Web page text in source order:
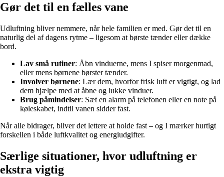
Gør det til en fælles vane
Udluftning bliver nemmere, når hele familien er med. Gør det til en
naturlig del af dagens rytme – ligesom at børste tænder eller dække
bord.
Lav små rutiner: Åbn vinduerne, mens I spiser morgenmad,
eller mens børnene børster tænder.
Involver børnene: Lær dem, hvorfor frisk luft er vigtigt, og lad
dem hjælpe med at åbne og lukke vinduer.
Brug påmindelser: Sæt en alarm på telefonen eller en note på
køleskabet, indtil vanen sidder fast.
Når alle bidrager, bliver det lettere at holde fast – og I mærker hurtigt
forskellen i både luftkvalitet og energiudgifter.
Særlige situationer, hvor udluftning er
ekstra vigtig